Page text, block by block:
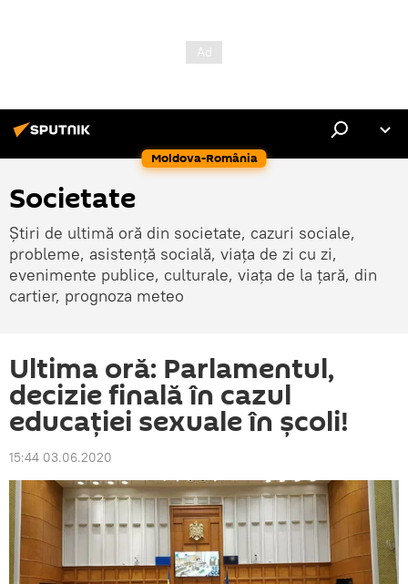
Moldova-România
Societate
Știri de ultimă oră din societate, cazuri sociale,
probleme, asistență socială, viața de zi cu zi,
evenimente publice, culturale, viața de la țară, din
cartier, prognoza meteo
Ultima oră: Parlamentul,
decizie finală în cazul
educației sexuale în școli!
15:44 03.06.2020